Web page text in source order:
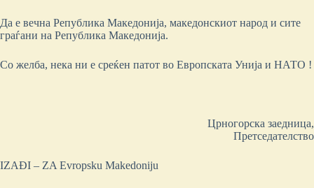
Да е вечна Република Македонија, македонскиот народ и сите
граѓани на Република Македонија.
Со желба, нека ни е среќен патот во Европската Унија и НАТО !
Црногорска заедница,
Претседателство
IZAĐI – ZA Evropsku Makedoniju